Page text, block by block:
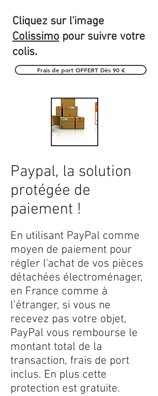
Cliquez sur l'image
Colissimo pour suivre votre
colis.
Frais de port OFFERT Dès 90 €
Paypal, la solution
protégée de
paiement !
En utilisant PayPal comme
moyen de paiement pour
régler l'achat de vos pièces
détachées électroménager,
en France comme à
l’étranger, si vous ne
recevez pas votre objet,
PayPal vous rembourse le
montant total de la
transaction, frais de port
inclus. En plus cette
protection est gratuite.